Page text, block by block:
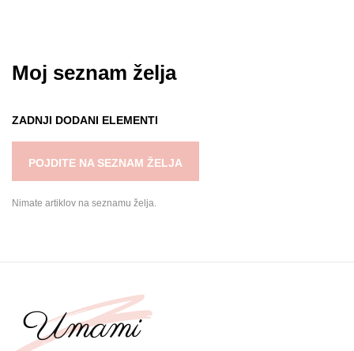
Moj seznam želja
ZADNJI DODANI ELEMENTI
POJDITE NA SEZNAM ŽELJA
Nimate artiklov na seznamu želja.